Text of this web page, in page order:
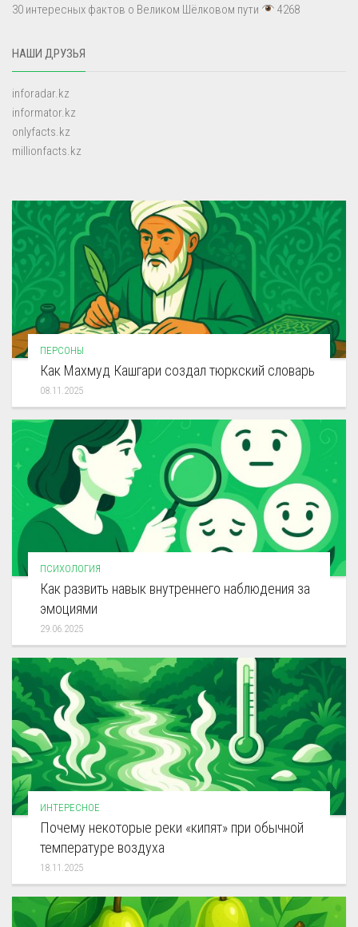
30 интересных фактов о Великом Шёлковом пути 4268
НАШИ ДРУЗЬЯ
inforadar.kz
informator.kz
onlyfacts.kz
millionfacts.kz
ПЕРСОНЫ
Как Махмуд Кашгари создал тюркский словарь
08.11.2025
ПСИХОЛОГИЯ
Как развить навык внутреннего наблюдения за
эмоциями
29.06.2025
ИНТЕРЕСНОЕ
Почему некоторые реки «кипят» при обычной
температуре воздуха
18.11.2025